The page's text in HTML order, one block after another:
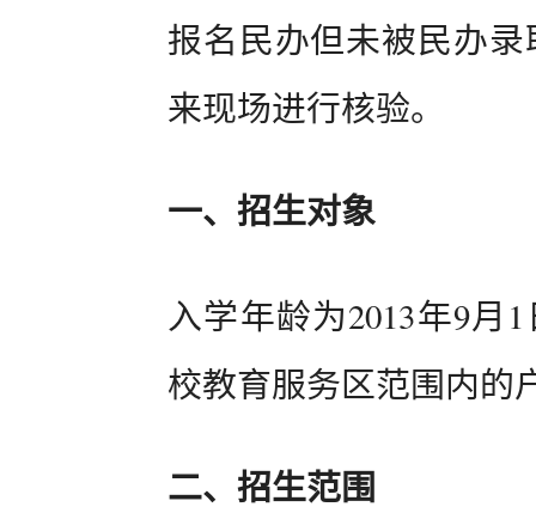
报名民办但未被民办
来现场进行核验。
一、招生对象
入学年龄为2013年9
校教育服务区范围内的
二、招生范围